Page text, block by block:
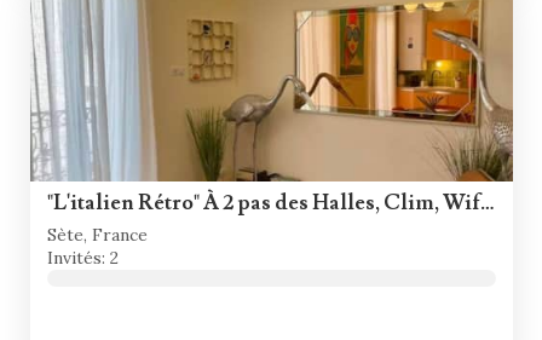
"L'italien Rétro" À 2 pas des Halles, Clim, Wifi !
Sète, France
Invités: 2